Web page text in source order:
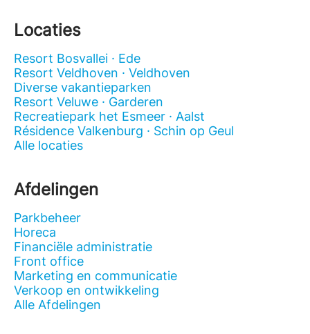
Locaties
Resort Bosvallei · Ede
Resort Veldhoven · Veldhoven
Diverse vakantieparken
Resort Veluwe · Garderen
Recreatiepark het Esmeer · Aalst
Résidence Valkenburg · Schin op Geul
Alle locaties
Afdelingen
Parkbeheer
Horeca
Financiële administratie
Front office
Marketing en communicatie
Verkoop en ontwikkeling
Alle Afdelingen